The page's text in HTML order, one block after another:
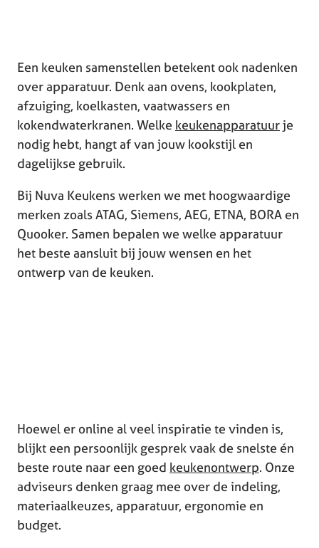
Een keuken samenstellen betekent ook nadenken
over apparatuur. Denk aan ovens, kookplaten,
afzuiging, koelkasten, vaatwassers en
kokendwaterkranen. Welke keukenapparatuurje
nodig hebt, hangt af van jouw kookstijl en
dagelijkse gebruik.
Bij Nuva Keukens werken we met hoogwaardige
merken zoals ATAG, Siemens, AEG, ETNA, BORA en
Quooker. Samen bepalen we welke apparatuur
het beste aansluit bij jouw wensen en het
ontwerp van de keuken.
Hoewel er online al veel inspiratie te vinden is,
blijkt een persoonlijk gesprek vaak de snelste én
beste route naar een goed keukenontwerp. Onze
adviseurs denken graag mee over de indeling,
materiaalkeuzes, apparatuur, ergonomie en
budget.